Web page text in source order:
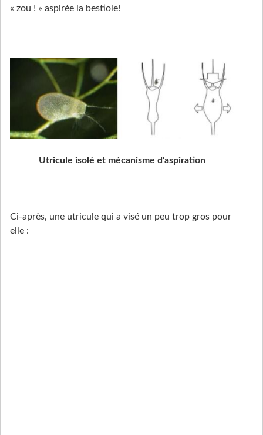
« zou ! » aspirée la bestiole!
Utricule isolé et mécanisme d'aspiration
Ci-après, une utricule qui a visé un peu trop gros pour
elle :